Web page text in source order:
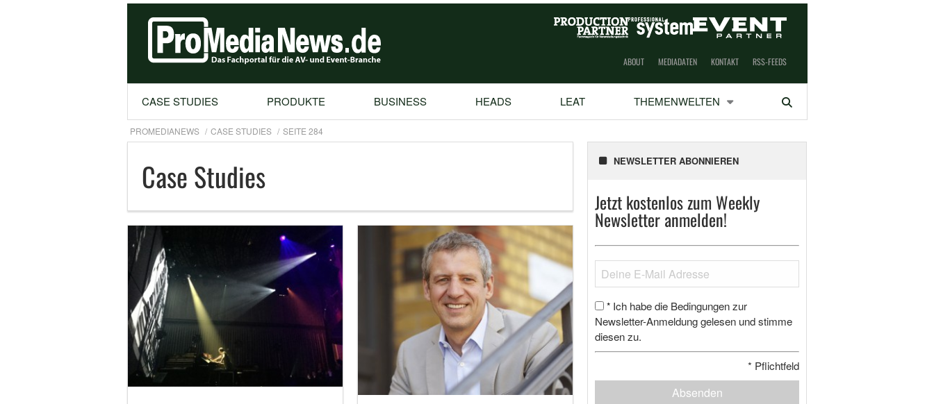
ABOUT MEDIADATEN KONTAKT RSS-FEEDS
CASE STUDIES PRODUKTE BUSINESS HEADS LEAT THEMENWELTEN Suchen
PROMEDIANEWS CASE STUDIES SEITE 284
Case Studies NEWSLETTER ABONNIEREN
Jetzt kostenlos zum Weekly
Newsletter anmelden!
* Ich habe die Bedingungen zur
Newsletter-Anmeldung gelesen und stimme
diesen zu.
* Pflichtfeld
Absenden